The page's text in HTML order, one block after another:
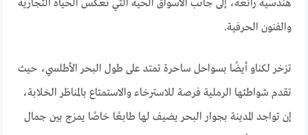
هندسية رائعة، إلى جانب الأسواق الحية التي تعكس الحياة التجارية
والفنون الحرفية.
تزخر لكناو أيضًا بسواحل ساحرة تمتد على طول البحر الأطلسي، حيث
تقدم شواطئها الرملية فرصة للاسترخاء والاستمتاع بالمناظر الخلابة،
إن تواجد المدينة بجوار البحر يضيف لها طابعًا خاصًا يمزج بين جمال